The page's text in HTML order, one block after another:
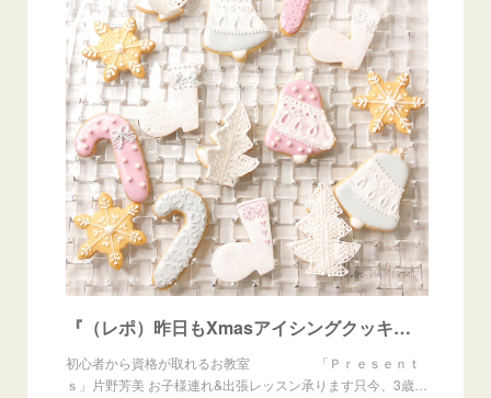
『（レポ）昨日もXmasアイシングクッキーレッスン』
初心者から資格が取れるお教室 「Ｐｒｅｓｅｎｔ
ｓ」片野芳美 お子様連れ&出張レッスン承ります只今、3歳…